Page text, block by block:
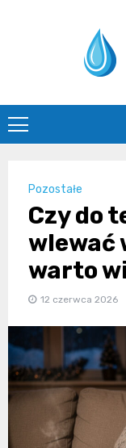
Pozostałe
Czy do
wlewać
warto
12 czerwca 2026